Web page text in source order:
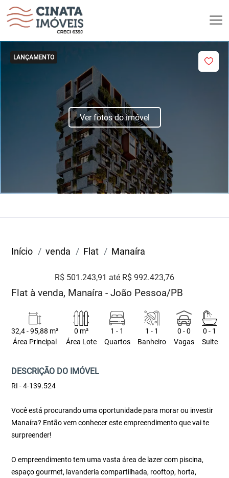
LANÇAMENTO
Ver fotos do imóvel
Início venda Flat Manaíra
R$ 501.243,91 até R$ 992.423,76
Flat à venda, Manaíra - João Pessoa/PB
32,4 - 95,88 m²
Área Principal
0 m²
Área Lote
1 - 1
Quartos
1 - 1
Banheiro
0 - 0
Vagas
0 - 1
Suite
DESCRIÇÃO DO IMÓVEL
RI - 4-139.524
Você está procurando uma oportunidade para morar ou investir
Manaíra? Então vem conhecer este empreendimento que vai te
surpreender!
O empreendimento tem uma vasta área de lazer com piscina,
espaço gourmet, lavanderia compartilhada, rooftop, horta,